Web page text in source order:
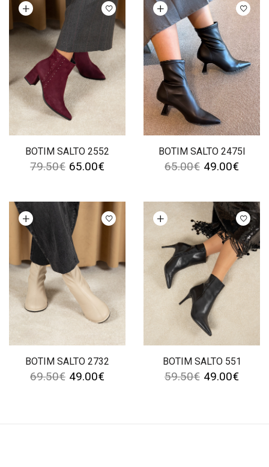
BOTIM SALTO 2552
opções
79.50€ 65.00€
BOTIM SALTO 2475I
Ver opções
65.00€ 49.00€
BOTIM SALTO 2732
opções
69.50€ 49.00€
BOTIM SALTO 551
Ver opções
59.50€ 49.00€